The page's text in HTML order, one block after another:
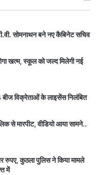
सोमनाथन बने नए कैबिनेट सचिव
खत्म, स्कूल को जल्द मिलेगी नई
बीज विक्रेताओं के लाइसेंस निलंबित
से मारपीट, वीडियो आया सामने..
रुपए, कुठला पुलिस ने किया मामले
में